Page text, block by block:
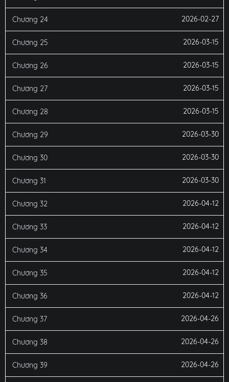
Chương 24 2026-02-27
Chương 25 2026-03-15
Chương 26 2026-03-15
Chương 27 2026-03-15
Chương 28 2026-03-15
Chương 29 2026-03-30
Chương 30 2026-03-30
Chương 31 2026-03-30
Chương 32 2026-04-12
Chương 33 2026-04-12
Chương 34 2026-04-12
Chương 35 2026-04-12
Chương 36 2026-04-12
Chương 37 2026-04-26
Chương 38 2026-04-26
Chương 39 2026-04-26